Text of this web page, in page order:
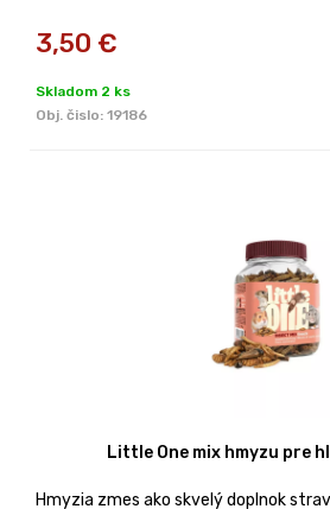
3,50 €
Skladom 2 ks
Obj. čislo: 19186
Little One mix hmyzu pre
Hmyzia zmes ako skvelý doplnok